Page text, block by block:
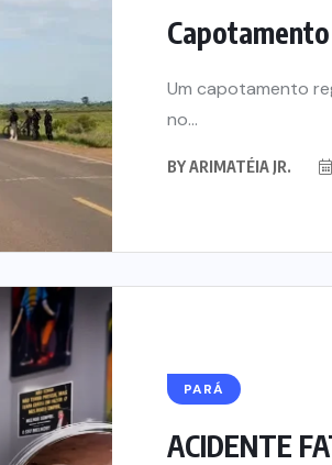
Um capotamento
no...
BYARIMATÉIA JR.
PARÁ
ACIDENTE
Mega-Sena acumula e vai a R$
150 milhões
5 DE AGOSTO, 2026